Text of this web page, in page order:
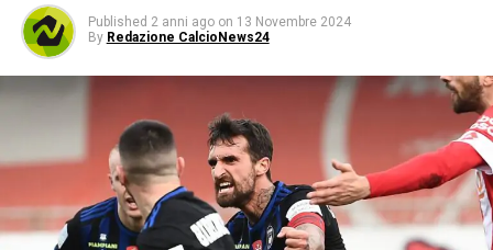
Published 2 anni ago on 13 Novembre 2024
By Redazione CalcioNews24